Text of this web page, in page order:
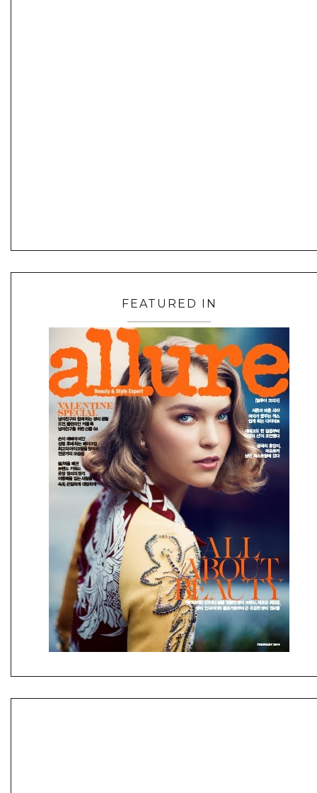
FEATURED IN